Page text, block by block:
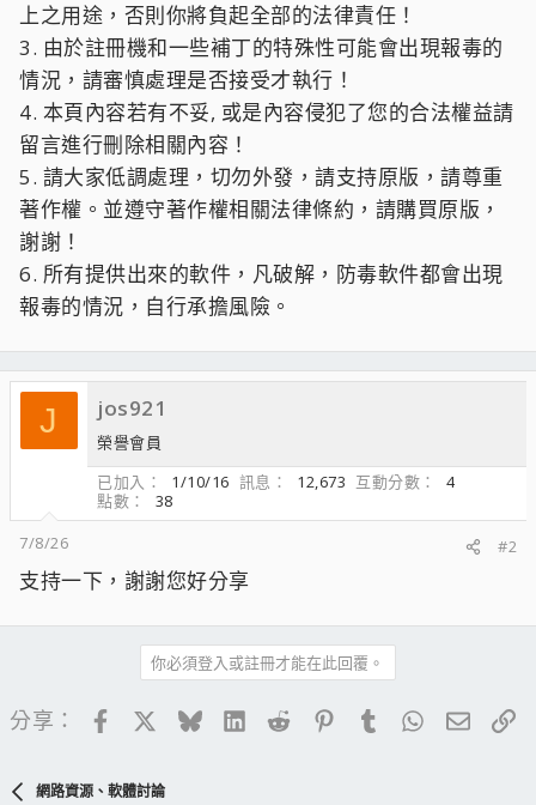
上之用途，否則你將負起全部的法律責任！
3. 由於註冊機和一些補丁的特殊性可能會出現報毒的
情況，請審慎處理是否接受才執行！
4. 本頁內容若有不妥, 或是內容侵犯了您的合法權益請
留言進行刪除相關內容！
5. 請大家低調處理，切勿外發，請支持原版，請尊重
著作權。並遵守著作權相關法律條約，請購買原版，
謝謝！
6. 所有提供出來的軟件，凡破解，防毒軟件都會出現
報毒的情況，自行承擔風險。
J jos921
榮譽會員
已加入
1/10/16 訊息 12,673 互動分數
4
點數
38
7/8/26
#2
支持一下，謝謝您好分享
你必須登入或註冊才能在此回覆。
分享： FacebookBlueskyLinkedIn
Reddit PinterestTumblrWhatsApp
電子
網路資源、軟體討論